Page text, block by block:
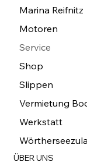
Marina Reifnitz
Motoren
Service
Shop
Slippen
Vermietung
Werkstatt
ÜBER UNS